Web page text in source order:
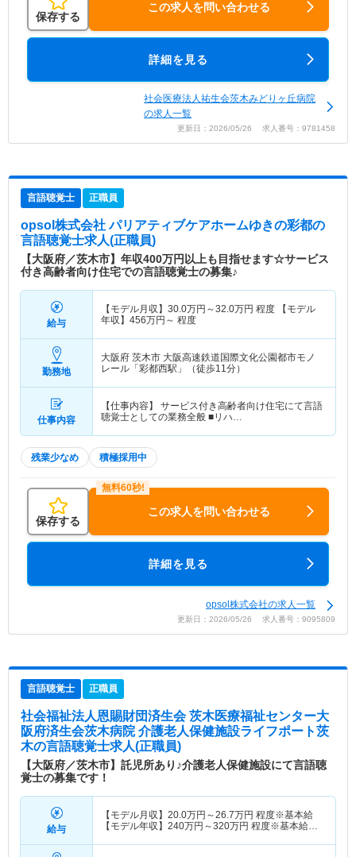
保存する
この求人を問い合わせる
詳細を見る
社会医療法人祐生会茨木みどりヶ丘病院
の求人一覧
更新日：2026/05/26 求人番号：9781458
言語聴覚士 正職員
opsol株式会社 パリアティブケアホームゆきの彩都の
言語聴覚士求人(正職員)
【大阪府／茨木市】年収400万円以上も目指せます☆サービス
付き高齢者向け住宅での言語聴覚士の募集♪
給与
【モデル月収】 30.0万円～32.0万円 程度 【モデル
年収】 456万円～ 程度
勤務地
大阪府 茨木市 大阪高速鉄道国際文化公園都市モノ
レール「彩都西駅」（徒歩11分）
仕事内容
【仕事内容】 サービス付き高齢者向け住宅にて言語
聴覚士としての業務全般 ■リハ…
残業少なめ 積極採用中
保存する
この求人を問い合わせる
詳細を見る
opsol株式会社の求人一覧
更新日：2026/05/26 求人番号：9095809
言語聴覚士 正職員
社会福祉法人恩賜財団済生会 茨木医療福祉センター大
阪府済生会茨木病院 介護老人保健施設ライフポート茨
木の言語聴覚士求人(正職員)
【大阪府／茨木市】託児所あり♪介護老人保健施設にて言語聴
覚士の募集です！
給与
【モデル月収】 20.0万円～26.7万円 程度※基本給
【モデル年収】 240万円～320万円 程度※基本給